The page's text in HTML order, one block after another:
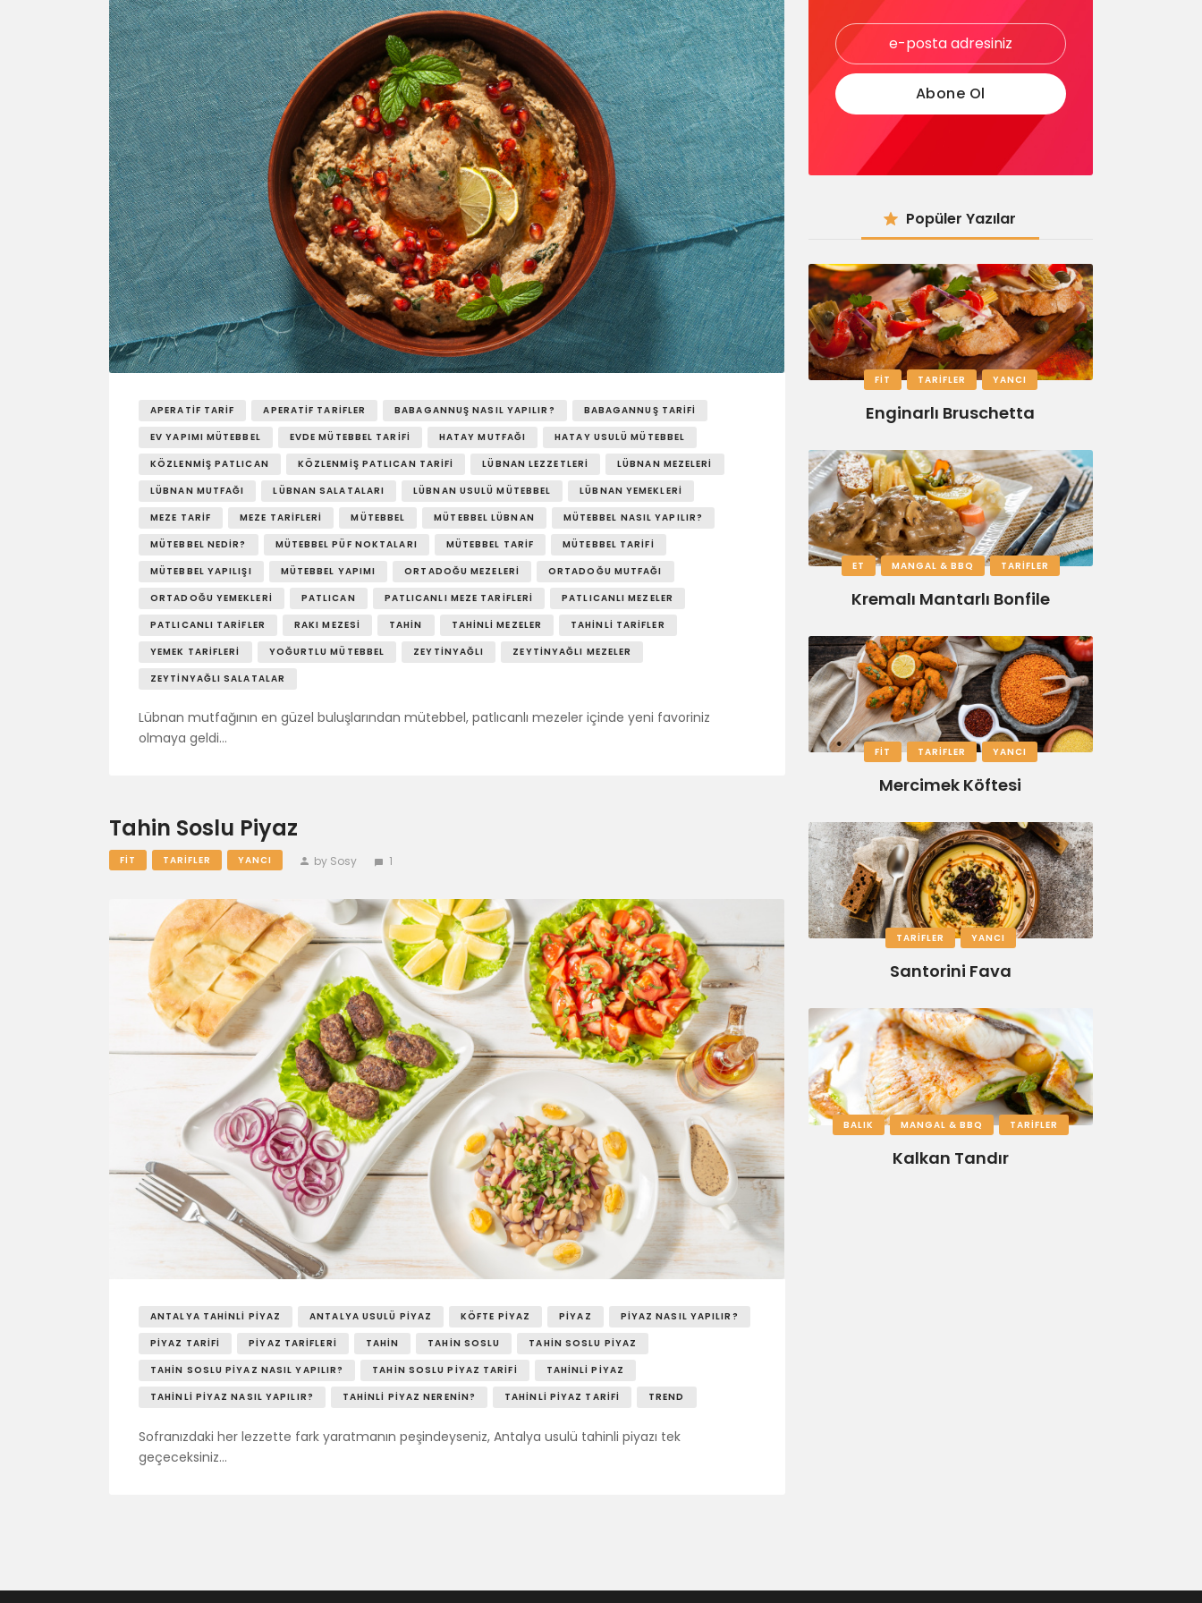
SOSY’LE!
APERATIF TARIF APERATIF TARIFLER BABAGANNUŞ NASIL YAPILIR?
BABAGANNUŞ TARIFI
EV YAPIMI MÜTEBBEL
EVDE MÜTEBBEL TARIFI HATAY MUTFAĞI
HATAY USULÜ MÜTEBBEL
KÖZLENMIŞ PATLICAN
KÖZLENMIŞ PATLICAN TARIFI LÜBNAN LEZZETLERI
LÜBNAN MEZELERI
LÜBNAN MUTFAĞI
LÜBNAN SALATALARI LÜBNAN USULÜ MÜTEBBEL
LÜBNAN YEMEKLERI
MEZE TARIF
MEZE TARIFLERI MÜTEBBEL MÜTEBBEL LÜBNAN
MÜTEBBEL NASIL YAPILIR?
MÜTEBBEL NEDIR?
MÜTEBBEL PÜF NOKTALARI MÜTEBBEL TARIF
MÜTEBBEL TARIFI
MÜTEBBEL YAPILIŞI
MÜTEBBEL YAPIMI ORTADOĞU MEZELERI
ORTADOĞU MUTFAĞI
ORTADOĞU YEMEKLERI
PATLICAN PATLICANLI MEZE TARIFLERI
PATLICANLI MEZELER
PATLICANLI TARIFLER
RAKI MEZESI TAHIN TAHINLI MEZELER
TAHINLI TARIFLER
YEMEK TARIFLERI
YOĞURTLU MÜTEBBEL ZEYTINYAĞLI
ZEYTINYAĞLI MEZELER
ZEYTINYAĞLI SALATALAR
Lübnan mutfağının en güzel buluşlarından mütebbel, patlıcanlı mezeler içinde yeni favoriniz
olmaya geldi…
Tahin Soslu Piyaz
FIT TARIFLER YANCI by Sosy 1
ANTALYA TAHINLI PIYAZ ANTALYA USULÜ PIYAZ KÖFTE PIYAZ PIYAZ
PIYAZ NASIL YAPILIR?
PIYAZ TARIFI
PIYAZ TARIFLERI TAHIN TAHIN SOSLU
TAHIN SOSLU PIYAZ
TAHIN SOSLU PIYAZ NASIL YAPILIR?
TAHIN SOSLU PIYAZ TARIFI
TAHINLI PIYAZ
TAHINLI PIYAZ NASIL YAPILIR?
TAHINLI PIYAZ NERENIN? TAHINLI PIYAZ TARIFI TREND
Sofranızdaki her lezzette fark yaratmanın peşindeyseniz, Antalya usulü tahinli piyazı tek
geçeceksiniz…
Popüler Yazılar
FIT TARIFLER YANCI
Enginarlı Bruschetta
ET MANGAL & BBQ TARIFLER
Kremalı Mantarlı Bonfile
FIT TARIFLER YANCI
Mercimek Köftesi
TARIFLER YANCI
Santorini Fava
BALIK MANGAL & BBQ TARIFLER
Kalkan Tandır